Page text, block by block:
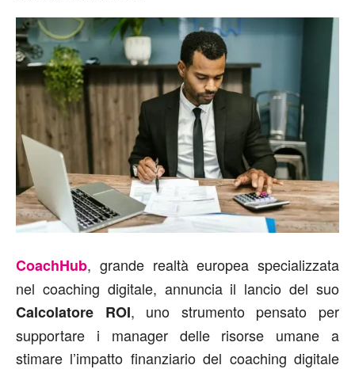
CoachHub, grande realtà europea specializzata
nel coaching digitale, annuncia il lancio del suo
Calcolatore ROI, uno strumento pensato per
supportare i manager delle risorse umane a
stimare l’impatto finanziario del coaching digitale